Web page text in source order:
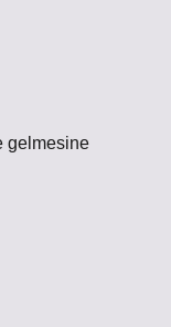
gelmesine